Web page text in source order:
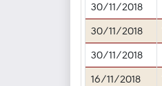
30/11/2018
30/11/2018
30/11/2018
16/11/2018